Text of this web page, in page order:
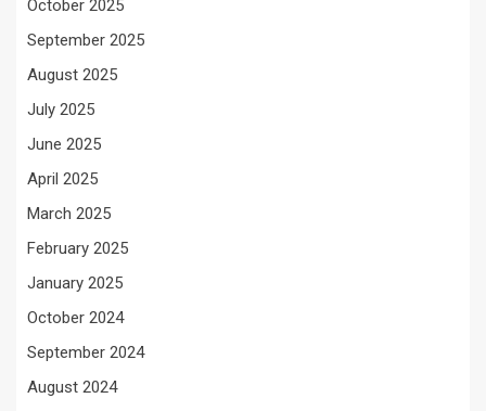
October 2025
September 2025
August 2025
July 2025
June 2025
April 2025
March 2025
February 2025
January 2025
October 2024
September 2024
August 2024